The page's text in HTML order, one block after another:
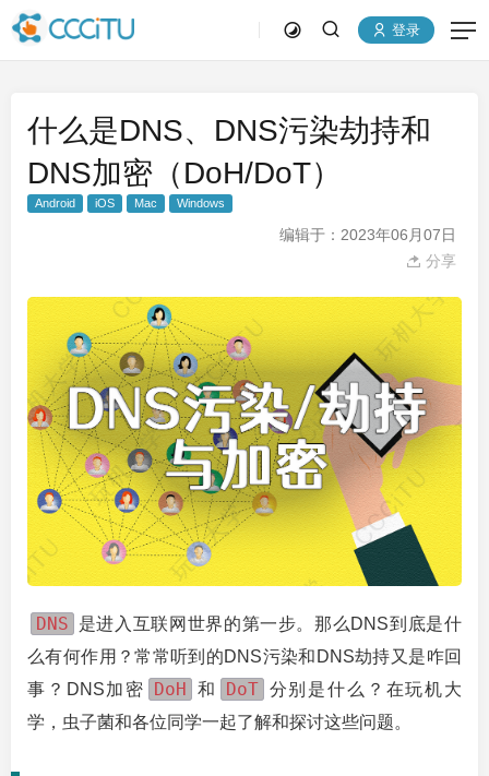
登录
什么是DNS、DNS污染劫持和
DNS加密（DoH/DoT）
Android iOS Mac Windows
编辑于：2023年06月07日
分享
DNS
是进入互联网世界的第一步。那么DNS到底是什
么有何作用？常常听到的DNS污染和DNS劫持又是咋回
事？DNS加密
DoH 和 DoT
分别是什么？在玩机大
学，虫子菌和各位同学一起了解和探讨这些问题。